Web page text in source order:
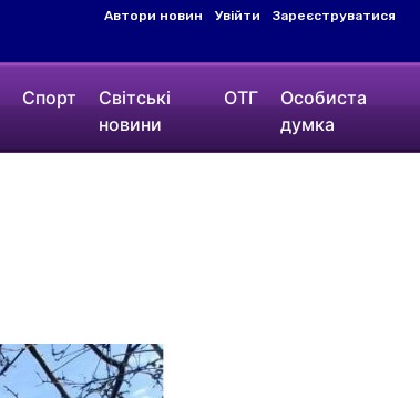
Автори новин Увійти Зареєструватися
Спорт
Світські
новини
ОТГ
Особиста
думка